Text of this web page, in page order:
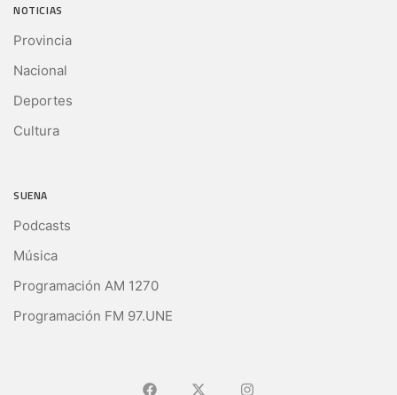
NOTICIAS
Provincia
Nacional
Deportes
Cultura
SUENA
Podcasts
Música
Programación AM 1270
Programación FM 97.UNE
Ir a FacebookIr a X (Ex-Twitter)
Ir a